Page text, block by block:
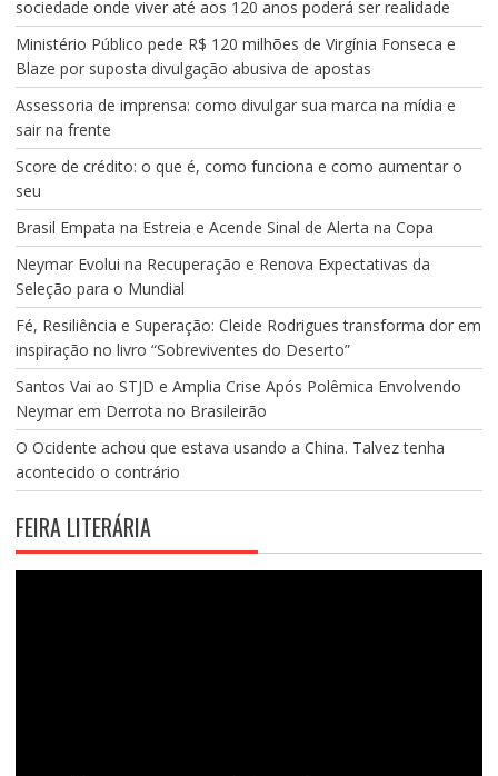
sociedade onde viver até aos 120 anos poderá ser realidade
Ministério Público pede R$ 120 milhões de Virgínia Fonseca e
Blaze por suposta divulgação abusiva de apostas
Assessoria de imprensa: como divulgar sua marca na mídia e
sair na frente
Score de crédito: o que é, como funciona e como aumentar o
seu
Brasil Empata na Estreia e Acende Sinal de Alerta na Copa
Neymar Evolui na Recuperação e Renova Expectativas da
Seleção para o Mundial
Fé, Resiliência e Superação: Cleide Rodrigues transforma dor em
inspiração no livro “Sobreviventes do Deserto”
Santos Vai ao STJD e Amplia Crise Após Polêmica Envolvendo
Neymar em Derrota no Brasileirão
O Ocidente achou que estava usando a China. Talvez tenha
acontecido o contrário
FEIRA LITERÁRIA